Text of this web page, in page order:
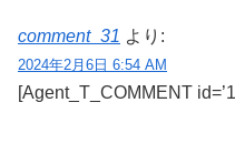
comment_31 より:
2024年2月6日 6:54 AM
[Agent_T_COMMENT